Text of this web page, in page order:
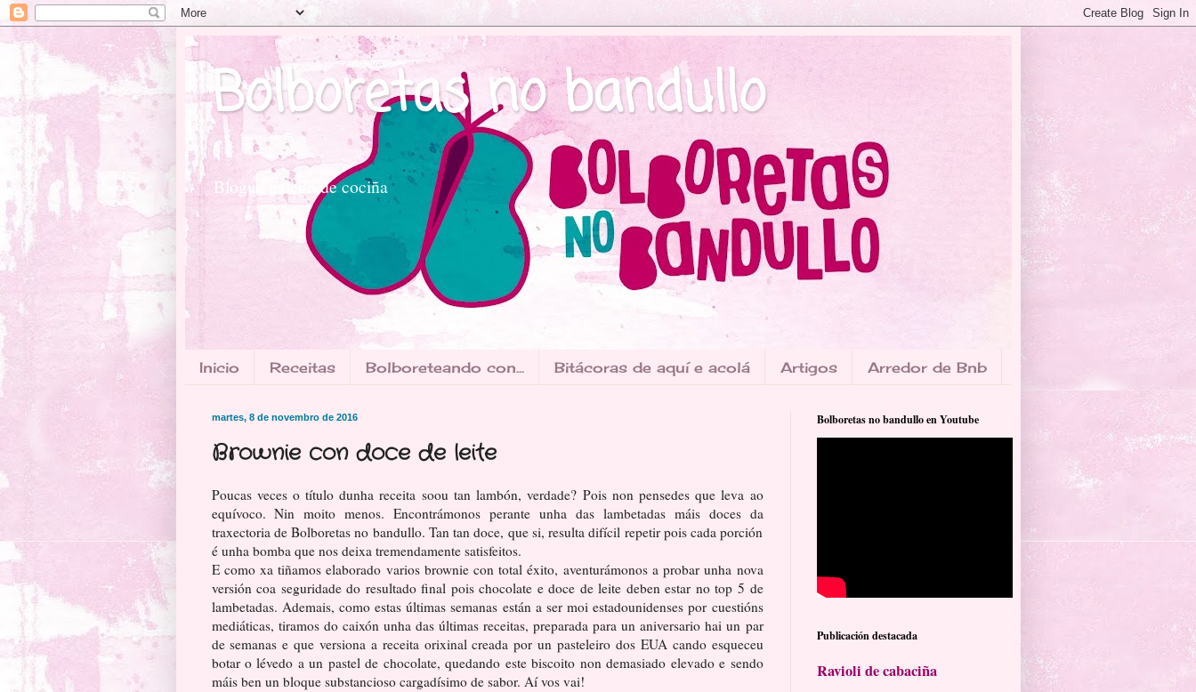
Bolboretas no bandullo
Blogue galego de cociña
Inicio Receitas Bolboreteando con... Bitácoras de aquí e acolá Artigos Arredor de Bnb
martes, 8 de novembro de 2016
Brownie con doce de leite
Poucas veces o título dunha receita soou tan lambón, verdade? Pois non pensedes que leva ao
equívoco. Nin moito menos. Encontrámonos perante unha das lambetadas máis doces da
traxectoria de Bolboretas no bandullo. Tan tan doce, que si, resulta difícil repetir pois cada porción
é unha bomba que nos deixa tremendamente satisfeitos.
E como xa tiñamos elaborado varios brownie con total éxito, aventurámonos a probar unha nova
versión coa seguridade do resultado final pois chocolate e doce de leite deben estar no top 5 de
lambetadas. Ademais, como estas últimas semanas están a ser moi estadounidenses por cuestións
mediáticas, tiramos do caixón unha das últimas receitas, preparada para un aniversario hai un par
de semanas e que versiona a receita orixinal creada por un pasteleiro dos EUA cando esqueceu
botar o lévedo a un pastel de chocolate, quedando este biscoito non demasiado elevado e sendo
máis ben un bloque substancioso cargadísimo de sabor. Aí vos vai!
Bolboretas no bandullo en Youtube
Publicación destacada
Ravioli de cabaciña